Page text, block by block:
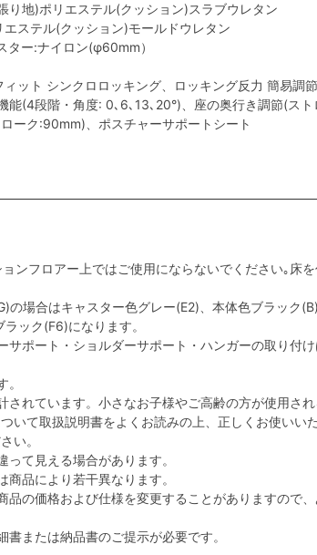
地)ポリエステル(クッション)スラブウレタン
ステル(クッション)モールドウレタン
ー:ナイロン(φ60mm）
ット シンクロロッキング、ロッキング反力 簡易調
能(4段階・角度: 0､6､13､20°)、座の奥行き調節(スト
ーク:90mm)、ポスチャーサポートシート
ンフロアー上ではご使用にならないでください｡床
の場合はキャスター色グレー(E2)、本体色ブラック
ック(F6)になります。
サポート・ショルダーサポート・ハンガーの取り付け
されています。小さなお子様やご高齢の方が使用さ
いて取扱説明書をよくお読みの上、正しくお使いい
い。
て見える場合があります。
品により若干異なります。
品の価格および仕様を変更することがありますので、
または納品書のご提示が必要です。